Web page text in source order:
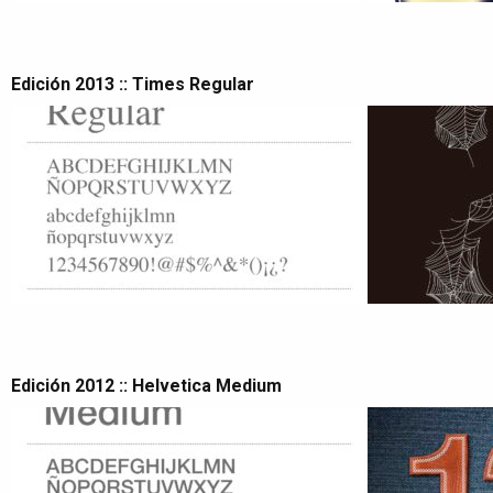
Edición 2013 :: Times Regular
Edición 2012 :: Helvetica Medium